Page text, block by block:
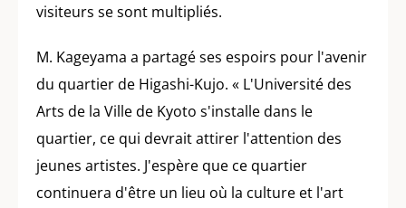
visiteurs se sont multipliés.
M. Kageyama a partagé ses espoirs pour l'avenir
du quartier de Higashi-Kujo. « L'Université des
Arts de la Ville de Kyoto s'installe dans le
quartier, ce qui devrait attirer l'attention des
jeunes artistes. J'espère que ce quartier
continuera d'être un lieu où la culture et l'art